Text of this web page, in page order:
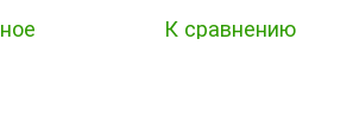
К сравнению